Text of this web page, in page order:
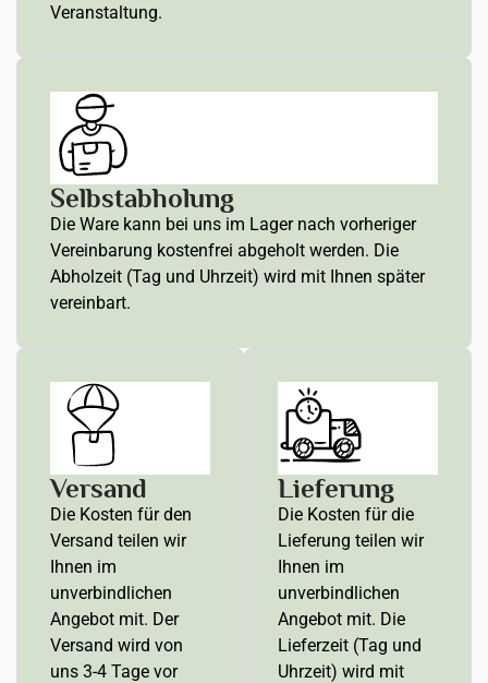
Veranstaltung.
Selbstabholung
Die Ware kann bei uns im Lager nach vorheriger
Vereinbarung kostenfrei abgeholt werden. Die
Abholzeit (Tag und Uhrzeit) wird mit Ihnen später
vereinbart.
Versand
Die Kosten für den
Versand teilen wir
Ihnen im
unverbindlichen
Angebot mit. Der
Versand wird von
uns 3-4 Tage vor
Lieferung
Die Kosten für die
Lieferung teilen wir
Ihnen im
unverbindlichen
Angebot mit. Die
Lieferzeit (Tag und
Uhrzeit) wird mit